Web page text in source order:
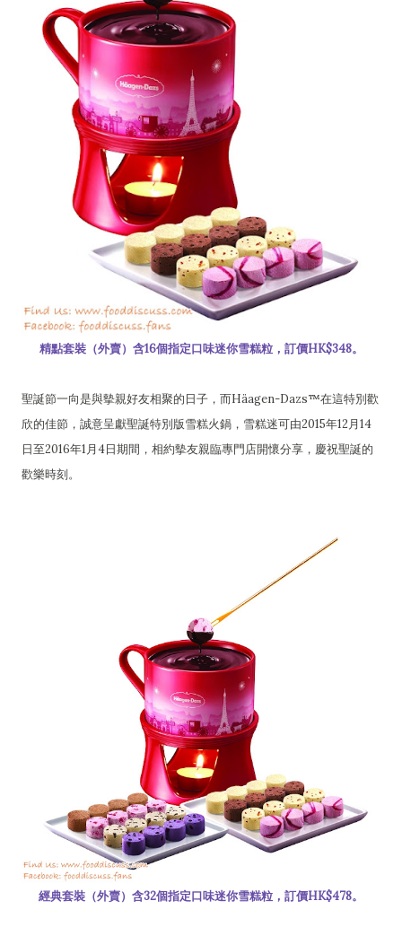
精點套裝（外賣）含16個指定口味迷你雪糕粒，訂價HK$348。
聖誕節一向是與摰親好友相聚的日子，而Häagen-Dazs™在這特別歡
欣的佳節，誠意呈獻聖誕特別版雪糕火鍋，雪糕迷可由2015年12月14
日至2016年1月4日期間，相約摰友親臨專門店開懷分享，慶祝聖誕的
歡樂時刻。
經典套裝（外賣）含32個指定口味迷你雪糕粒，訂價HK$478。